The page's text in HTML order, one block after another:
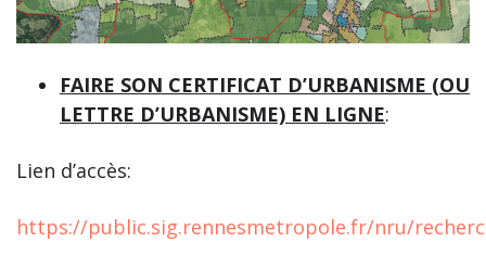
FAIRE SON CERTIFICAT D’URBANISME (OU
LETTRE D’URBANISME) EN LIGNE:
Lien d’accès:
https://public.sig.rennesmetropole.fr/nru/